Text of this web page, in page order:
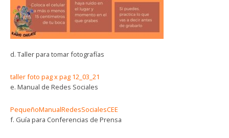
d. Taller para tomar fotografías
taller foto pag x pag 12_03_21
e. Manual de Redes Sociales
PequeñoManualRedesSocialesCEE
f. Guía para Conferencias de Prensa